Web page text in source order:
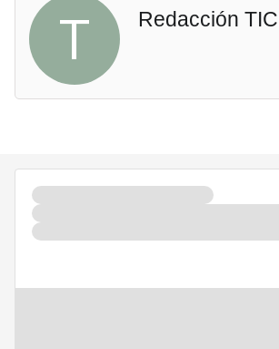
T Redacción